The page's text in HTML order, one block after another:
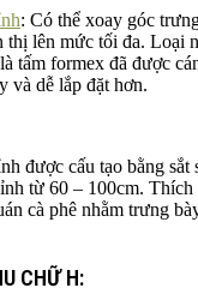
: Có thể xoay góc
thị lên mức tối đa. Loại
tấm formex đã được
và dễ lắp đặt hơn.
được cấu tạo bằng sắt
từ 60 – 100cm.
cà phê nhằm trưng
CHỮ H: